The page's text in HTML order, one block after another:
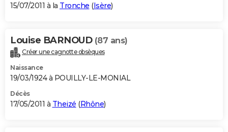
15/07/2011 à la Tronche (Isère)
Louise BARNOUD (87 ans)
Créer une cagnotte obsèques
Naissance
19/03/1924 à POUILLY-LE-MONIAL
Décès
17/05/2011 à Theizé (Rhône)